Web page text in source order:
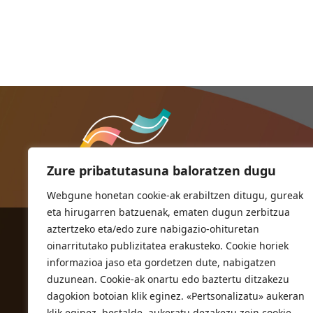
Zure pribatutasuna baloratzen dugu
Webgune honetan cookie-ak erabiltzen ditugu, gureak
eta hirugarren batzuenak, ematen dugun zerbitzua
aztertzeko eta/edo zure nabigazio-ohituretan
oinarritutako publizitatea erakusteko. Cookie horiek
informazioa jaso eta gordetzen dute, nabigatzen
duzunean. Cookie-ak onartu edo baztertu ditzakezu
dagokion botoian klik eginez. «Pertsonalizatu» aukeran
ORIOKO UDALA
Herriko plaza,1
20810 Orio (Gipuzkoa)
T. 943 83 03 46